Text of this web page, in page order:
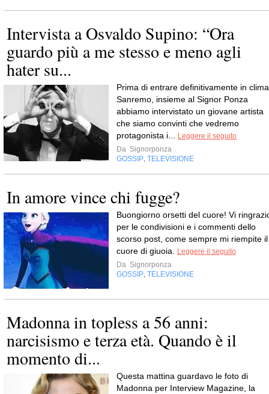
Intervista a Osvaldo Supino: “Ora
guardo più a me stesso e meno agli
hater su...
Prima di entrare definitivamente in clima
Sanremo, insieme al Signor Ponza
abbiamo intervistato un giovane artista
che siamo convinti che vedremo
protagonista i...
Leggere il seguito
Da Signorponza
GOSSIP TELEVISIONE
In amore vince chi fugge?
Buongiorno orsetti del cuore! Vi
per le condivisioni e i commenti dello
scorso post, come sempre mi riempite il
cuore di giuoia.
Leggere il seguito
Da Signorponza
GOSSIP TELEVISIONE
Madonna in topless a 56 anni:
narcisismo e terza età. Quando è il
momento di...
Questa mattina guardavo le foto di
Madonna per Interview Magazine, la